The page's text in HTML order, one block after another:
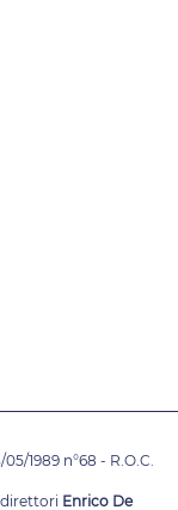
1989 n°68 - R.O.C.
Enrico De